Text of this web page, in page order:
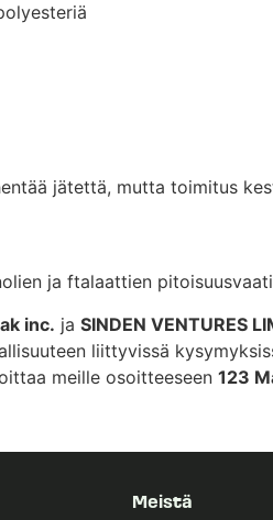
jätettä, mutta toimitus
ja ftalaattien
inc. ja SINDEN VENTURES
liittyvissä
meille osoitteeseen 123
Meistä